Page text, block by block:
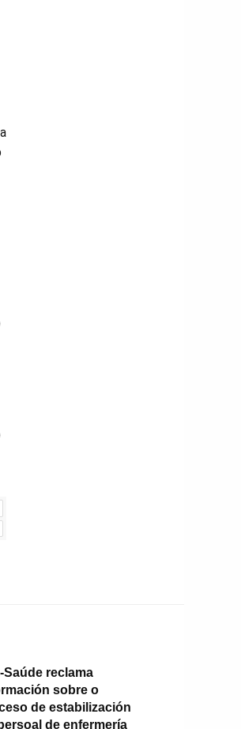
Saúde reclama
sobre o
de estabilización
de enfermería